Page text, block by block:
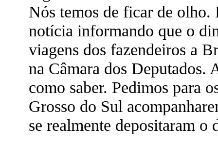
Nós temos de ficar de
notícia informando que o
viagens dos fazendeiros a
na Câmara dos Deputados.
como saber. Pedimos para
Grosso do Sul
se realmente depositaram